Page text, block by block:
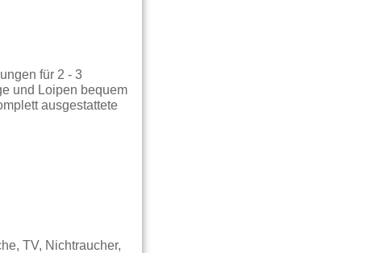
für 2 - 3
und Loipen bequem
ausgestattete
TV, Nichtraucher,